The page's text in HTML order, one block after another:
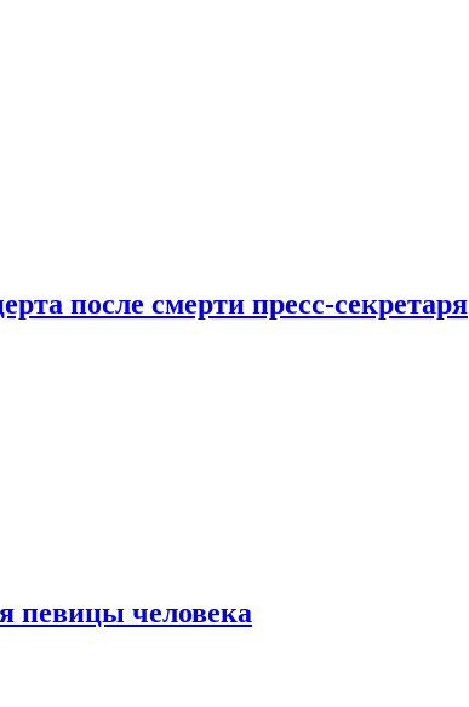
после смерти пресс-секретаря
певицы человека